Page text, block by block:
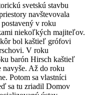
svetskú stavbu
navštevovala
v roku
niekoľkých majiteľov.
bol kaštieľ grófovi
V roku
barón Hirsch kaštieľ
navyše. Až do roku
Potom sa vlastníci
sa tu zriadil Domov